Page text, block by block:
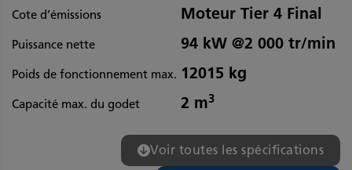
Cote d’émissions Moteur Tier 4 Final
Puissance nette 94 kW @2 000 tr/min
Poids de fonctionnement max. 12015 kg
Capacité max. du godet 2 m3
Voir toutes les spécifications